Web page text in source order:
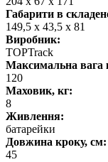
Габарити в
149,5 х 43,5 х 81
Виробник:
TOPTrack
Максимальна вага
120
Маховик, кг:
8
Живлення:
батарейки
Довжина кроку, см:
45